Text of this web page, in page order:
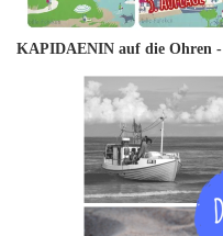
KAPIDAENIN auf die Ohren -